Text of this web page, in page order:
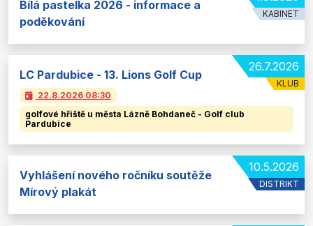
KABINET
Bílá pastelka 2026 - informace a
poděkování
26.7.2026
KLUB
LC Pardubice - 13. Lions Golf Cup
22.8.2026 08:30
golfové hřiště u města Lázně Bohdaneč - Golf club
Pardubice
10.5.2026
DISTRIKT
Vyhlášení nového ročníku soutěže
Mírový plakát